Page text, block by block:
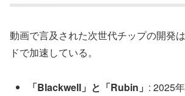
動画で言及された次世代チップの開発
ドで加速している。
「Blackwell」と「Rubin」 : 2025